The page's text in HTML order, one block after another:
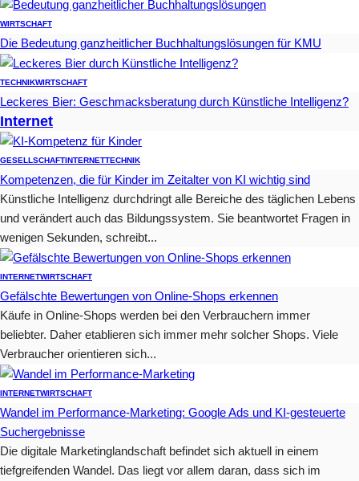
WIRTSCHAFT
Die Bedeutung ganzheitlicher Buchhaltungslösungen für KMU
TECHNIKWIRTSCHAFT
Leckeres Bier: Geschmacksberatung durch Künstliche Intelligenz?
Internet
GESELLSCHAFTINTERNETTECHNIK
Kompetenzen, die für Kinder im Zeitalter von KI wichtig sind
Künstliche Intelligenz durchdringt alle Bereiche des täglichen Lebens
und verändert auch das Bildungssystem. Sie beantwortet Fragen in
wenigen Sekunden, schreibt...
INTERNETWIRTSCHAFT
Gefälschte Bewertungen von Online-Shops erkennen
Käufe in Online-Shops werden bei den Verbrauchern immer
beliebter. Daher etablieren sich immer mehr solcher Shops. Viele
Verbraucher orientieren sich...
INTERNETWIRTSCHAFT
Wandel im Performance-Marketing: Google Ads und KI-gesteuerte
Suchergebnisse
Die digitale Marketinglandschaft befindet sich aktuell in einem
tiefgreifenden Wandel. Das liegt vor allem daran, dass sich im